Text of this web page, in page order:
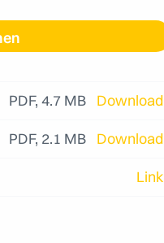
PDF, 4.7 MB Download
PDF, 2.1 MB Download
Link